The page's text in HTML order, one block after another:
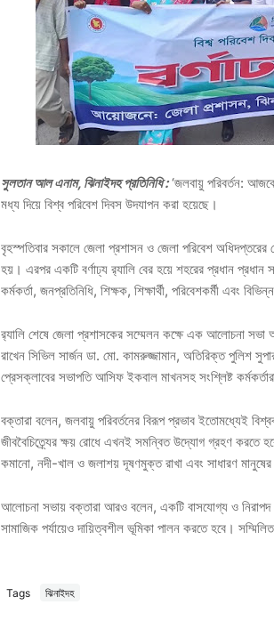
সুলতান আল এনাম, ঝিনাইদহ প্রতিনিধি :‘জলবায়ু পরিবর্তন:
মধ্য দিয়ে বিশ্ব পরিবেশ দিবস উদযাপন করা হয়েছে।
বৃহস্পতিবার সকালে জেলা প্রশাসন ও জেলা পরিবেশ
হয়। এরপর একটি বর্ণাঢ্য র‌্যালি বের হয়ে শহরের প্রধান
কর্মকর্তা, জনপ্রতিনিধি, শিক্ষক, শিক্ষার্থী, পরিবেশকর্মী এবং
র‌্যালি শেষে জেলা প্রশাসকের সম্মেলন কক্ষে এক আলোচনা
রাখেন সিভিল সার্জন ডা. মো. কামরুজ্জামান, অতিরিক্ত পুলিশ
প্রেসক্লাবের সভাপতি আসিফ ইকবাল মাখনসহ সংশ্লিষ্ট
বক্তারা বলেন, জলবায়ু পরিবর্তনের বিরূপ প্রভাব ইতোমধ্যেই
জীববৈচিত্র্যের ক্ষয় রোধে এখনই সমন্বিত উদ্যোগ গ্রহণ করতে
কমানো, নদী-খাল ও জলাশয় দূষণমুক্ত রাখা এবং সাধারণ
আলোচনা সভায় বক্তারা আরও বলেন, একটি বাসযোগ্য ও নিরাপদ
সামাজিক পর্যায়েও দায়িত্বশীল ভূমিকা পালন করতে হবে।
Tags ঝিনাইদহ